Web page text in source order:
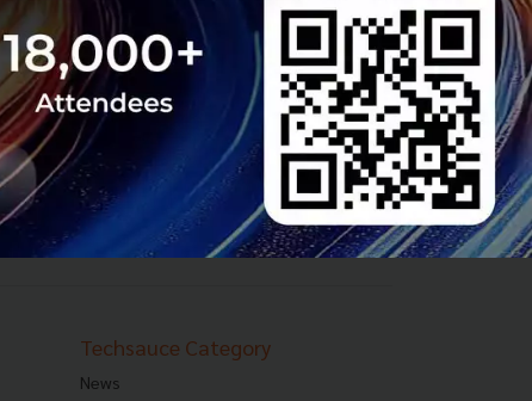
Techsauce Category
News